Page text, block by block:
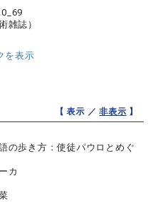
雑誌）
を表示
【 表示 ／非表示 】
の歩き方：使徒パウロとめぐ
カ